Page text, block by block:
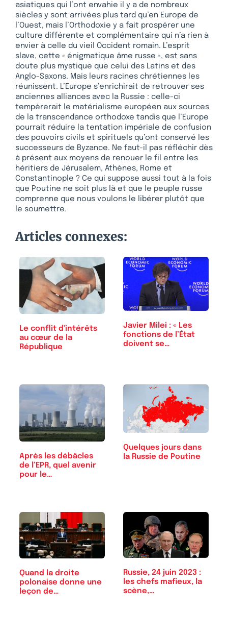
asiatiques qui l’ont envahie il y a de nombreux
siècles y sont arrivées plus tard qu’en Europe de
l’Ouest, mais l’Orthodoxie y a fait prospérer une
culture différente et complémentaire qui n’a rien à
envier à celle du vieil Occident romain. L’esprit
slave, cette « énigmatique âme russe », est sans
doute plus mystique que celui des Latins et des
Anglo-Saxons. Mais leurs racines chrétiennes les
réunissent. L’Europe s’enrichirait de retrouver ses
anciennes alliances avec la Russie : celle-ci
tempèrerait le matérialisme européen aux sources
de la transcendance orthodoxe tandis que l’Europe
pourrait réduire la tentation impériale de confusion
des pouvoirs civils et spirituels qu’ont conservé les
successeurs de Byzance. Ne faut-il pas réfléchir dès
à présent aux moyens de renouer le fil entre les
héritiers de Jérusalem, Athènes, Rome et
Constantinople ? Ce qui suppose aussi tout à la fois
que Poutine ne soit plus là et que le peuple russe
comprenne que nous voulons le libérer plutôt que
le soumettre.
Articles connexes:
Le conflit d'intérêts
au cœur de la
République
Javier Milei : « Les
fonctions de l’État
doivent se…
Après les débâcles
de l’EPR, quel avenir
pour le…
Quelques jours dans
la Russie de Poutine
Quand la droite
polonaise donne une
leçon de…
Russie, 24 juin 2023 :
les chefs mafieux, la
scène,…